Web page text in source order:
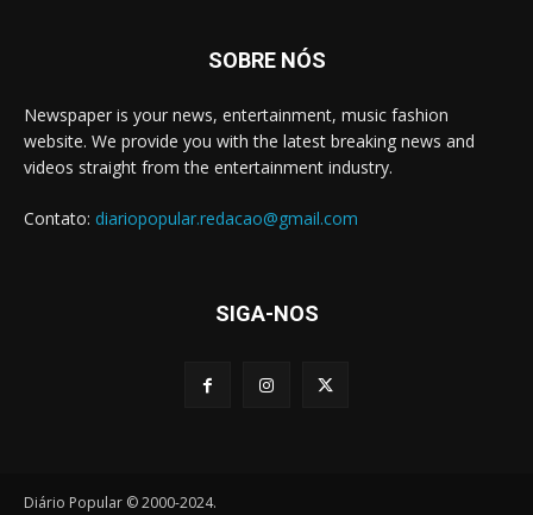
SOBRE NÓS
Newspaper is your news, entertainment, music fashion
website. We provide you with the latest breaking news and
videos straight from the entertainment industry.
Contato: diariopopular.redacao@gmail.com
SIGA-NOS
Diário Popular © 2000-2024.